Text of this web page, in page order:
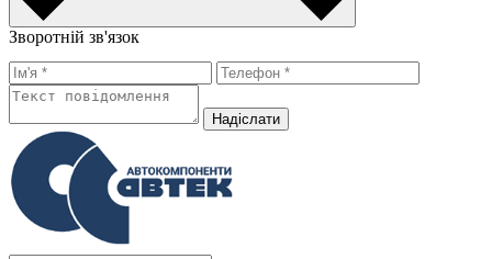
Зворотній зв'язок
Надiслати